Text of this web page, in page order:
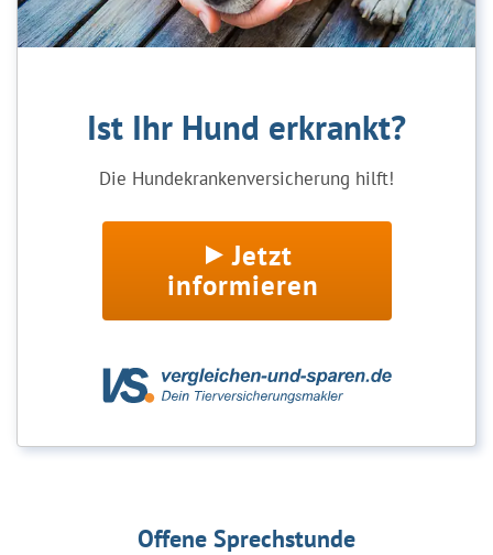
Ist Ihr Hund erkrankt?
Die Hundekrankenversicherung hilft!
Jetzt
informieren
Offene Sprechstunde